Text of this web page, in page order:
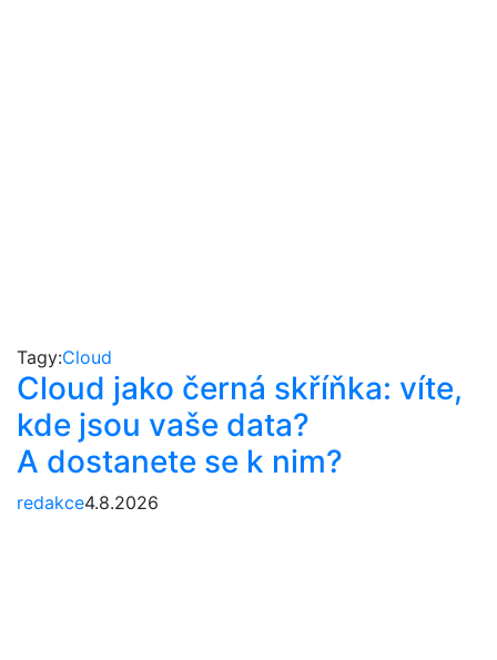
Tagy:Cloud
Cloud jako černá skříňka: víte,
kde jsou vaše data?
A dostanete se k nim?
redakce4.8.2026